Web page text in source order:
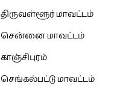
திருவள்ளூர் மாவட்டம்
சென்னை மாவட்டம்
காஞ்சிபுரம்
செங்கல்பட்டு மாவட்டம்